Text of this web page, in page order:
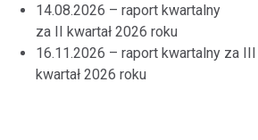
14.08.2026 – raport kwartalny
za II kwartał 2026 roku
16.11.2026 – raport kwartalny za III
kwartał 2026 roku